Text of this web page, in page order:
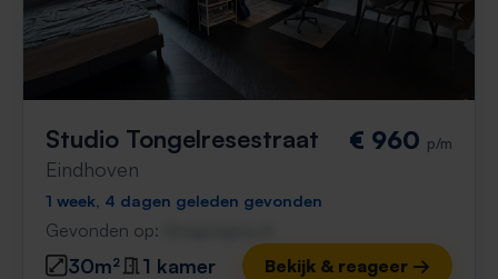
Studio Tongelresestraat
Eindhoven
€ 960 p/m
1 week, 4 dagen geleden gevonden
Gevonden op:
30m² 1 kamer Bekijk & reageer →